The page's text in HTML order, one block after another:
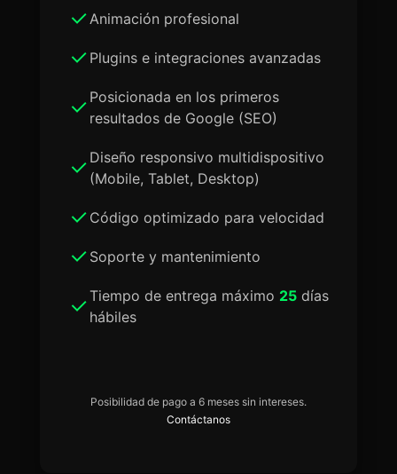
Animación profesional
Plugins e integraciones avanzadas
Posicionada en los primeros
resultados de Google (SEO)
Diseño responsivo multidispositivo
(Mobile, Tablet, Desktop)
Código optimizado para velocidad
Soporte y mantenimiento
Tiempo de entrega máximo 25días
hábiles
Posibilidad de pago a 6 meses sin intereses.
Contáctanos